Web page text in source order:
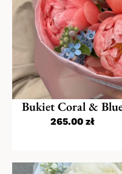
Bukiet Coral &
265.00 zł
Kwiaty na Dzień Babci i
Kwiaty na Walentynki
Dzień Kobiet
Kwiaty na Dzień Mamy